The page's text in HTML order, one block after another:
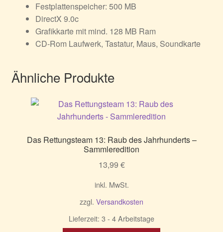
Festplattenspeicher: 500 MB
DirectX 9.0c
Grafikkarte mit mind. 128 MB Ram
CD-Rom Laufwerk, Tastatur, Maus, Soundkarte
Ähnliche Produkte
Das Rettungsteam 13: Raub des Jahrhunderts –
Sammleredition
13,99 €
inkl. MwSt.
zzgl. Versandkosten
Lieferzeit: 3 - 4 Arbeitstage